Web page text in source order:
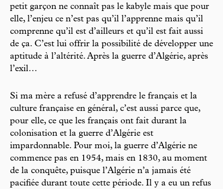
petit garçon ne connaît pas le kabyle mais que pour
elle, l’enjeu ce n’est pas qu’il l’apprenne mais qu’il
comprenne qu’il est d’ailleurs et qu’il est fait aussi
de ça. C’est lui offrir la possibilité de développer une
aptitude à l’altérité. Après la guerre d’Algérie, après
l’exil…
Si ma mère a refusé d’apprendre le français et la
culture française en général, c’est aussi parce que,
pour elle, ce que les français ont fait durant la
colonisation et la guerre d’Algérie est
impardonnable. Pour moi, la guerre d’Algérie ne
commence pas en 1954, mais en 1830, au moment
de la conquête, puisque l’Algérie n’a jamais été
pacifiée durant toute cette période. Il y a eu un refus